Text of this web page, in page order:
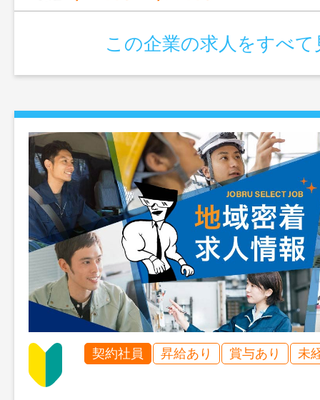
なし」
この企業の求人をすべて
契約社員 昇給あり 賞与あり 未